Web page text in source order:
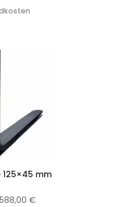
mm
588,00€